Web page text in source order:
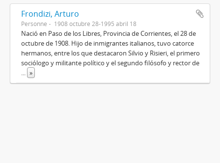
Frondizi, Arturo
Personne 1908 octubre 28-1995 abril 18
Nació en Paso de los Libres, Provincia de Corrientes, el 28 de
octubre de 1908. Hijo de inmigrantes italianos, tuvo catorce
hermanos, entre los que destacaron Silvio y Risieri, el primero
sociólogo y militante político y el segundo filósofo y rector de
... »